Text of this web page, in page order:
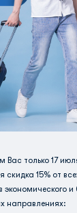
только 17
скидка 15% от
направлениях: